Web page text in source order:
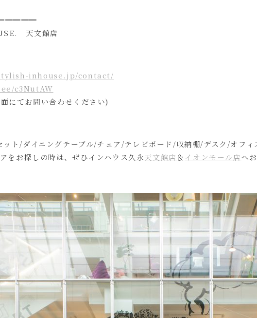
天文館店
inhouse.jp/contact/
c3NutAW
にてお問い合わせください)
ト/ダイニングテーブル/チェア/テレビボード/収納棚/デスク/オフ
をお探しの時は、ぜひインハウス久永天文館店 ＆ イオンモール店へ